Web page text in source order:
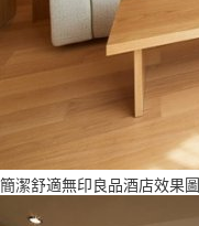
簡潔舒適無印良品酒店效果圖